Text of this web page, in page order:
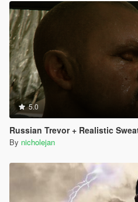
5.0
Russian Trevor + Realistic
By nicholejan